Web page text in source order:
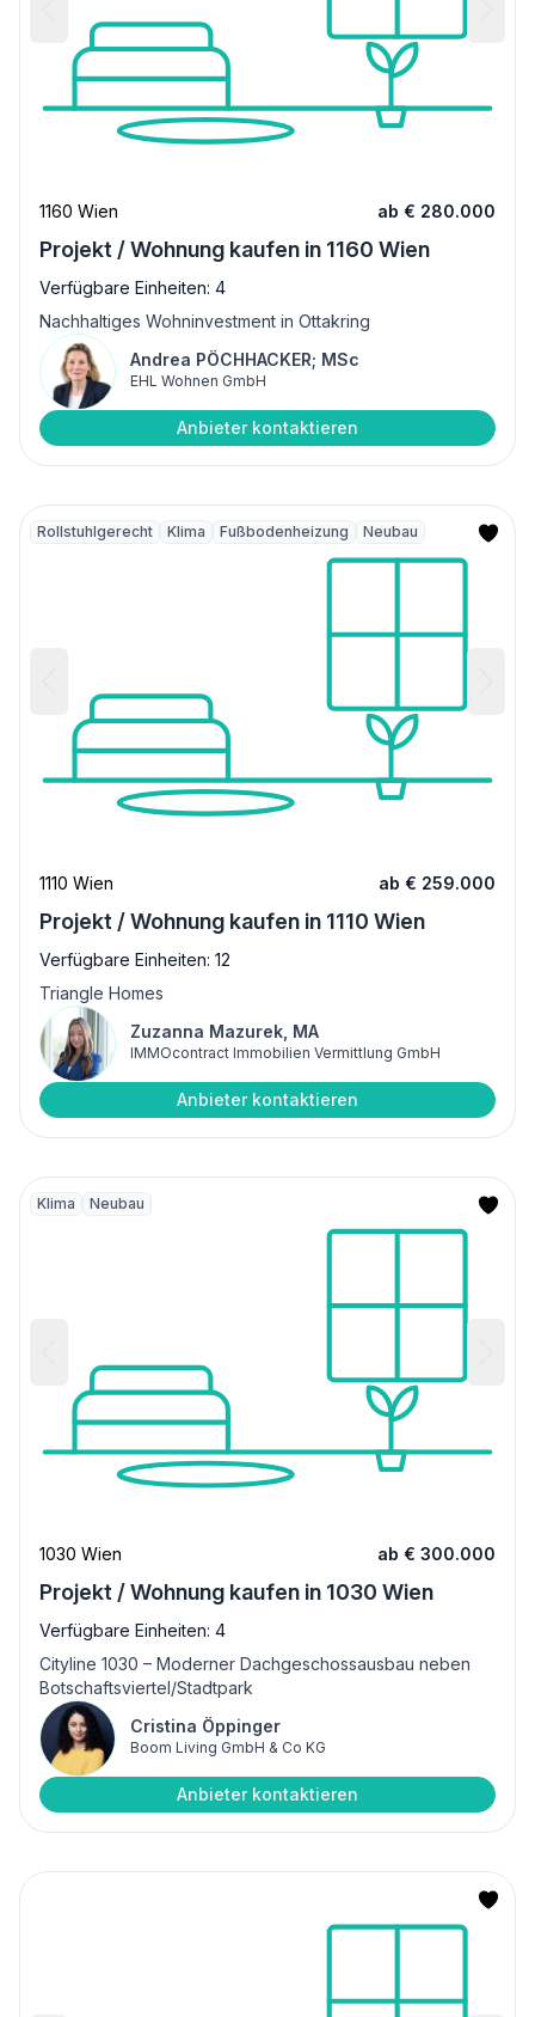
1160 Wien ab € 280.000
Projekt / Wohnung kaufen in 1160 Wien
Verfügbare Einheiten: 4
Nachhaltiges Wohninvestment in Ottakring
Andrea PÖCHHACKER; MSc
EHL Wohnen GmbH
Anbieter kontaktieren
Rollstuhlgerecht Klima Fußbodenheizung Neubau
1110 Wien ab € 259.000
Projekt / Wohnung kaufen in 1110 Wien
Verfügbare Einheiten: 12
Triangle Homes
Zuzanna Mazurek, MA
IMMOcontract Immobilien Vermittlung GmbH
Anbieter kontaktieren
Klima Neubau
1030 Wien ab € 300.000
Projekt / Wohnung kaufen in 1030 Wien
Verfügbare Einheiten: 4
Cityline 1030 – Moderner Dachgeschossausbau neben
Botschaftsviertel/Stadtpark
Cristina Öppinger
Boom Living GmbH & Co KG
Anbieter kontaktieren